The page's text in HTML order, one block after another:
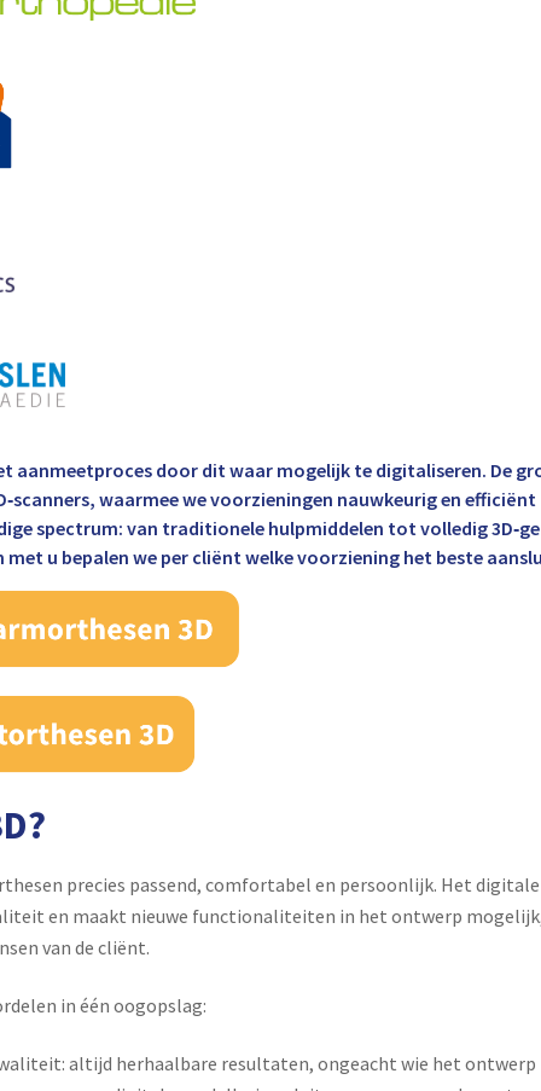
aanmeetproces door dit waar mogelijk te digitaliseren. De
waarmee we voorzieningen nauwkeurig en
spectrum: van traditionele hulpmiddelen tot volledig
met u bepalen we per cliënt welke voorziening het beste
precies passend, comfortabel en persoonlijk. Het
en maakt nieuwe functionaliteiten in het ontwerp
van de cliënt.
in één oogopslag:
altijd herhaalbare resultaten, ongeacht wie het ontwerp